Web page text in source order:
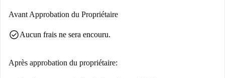
moyennant un supplément.
Sécurité : Caméras en circuit fermé dans tout l'établissement, équipe
Espaces communs : de nombreux espaces partagés disponibles pour
Avant Approbation du Propriétaire
check_circleAucun frais ne sera encouru.
Après approbation du propriétaire: